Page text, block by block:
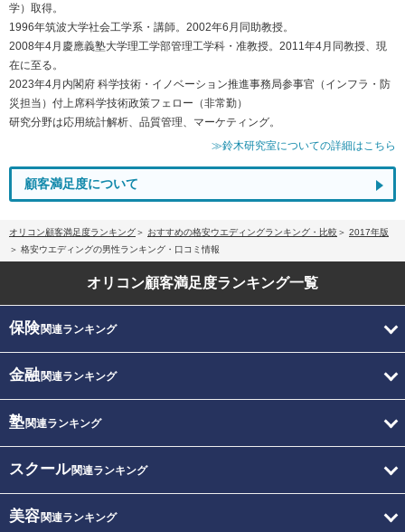
学）取得。
1996年筑波大学社会工学系・講師。2002年6月同助教授。
2008年4月慶應義塾大学理工学部管理工学科・准教授。2011年4月同教授、現
在に至る。
2023年4月内閣府 科学技術・イノベーション推進事務局参事官（インフラ・防
災担当）付上席科学技術政策フェロー（非常勤）
研究分野は応用統計解析、品質管理、マーケティング。
≫鈴木研究室についての詳細はこちら
顧客満足度について
オリコン顧客満足度ランキング おすすめの格安ウエディングランキング・比較
2017年版
格安ウエディングの男性ランキング・口コミ情報
オリコン顧客満足度ランキング一覧
保険関連ランキング
金融関連ランキング
塾関連ランキング
スクール関連ランキング
美容関連ランキング